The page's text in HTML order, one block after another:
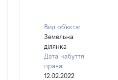
Вид об'єкта:
Земельна
ділянка
Дата набуття
права:
12.02.2022